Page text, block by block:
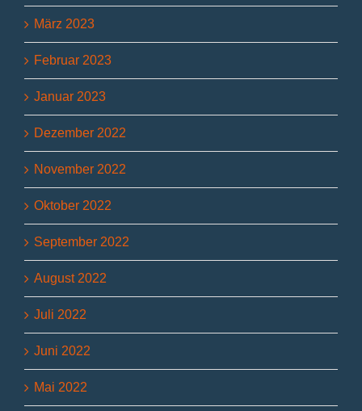
März 2023
Februar 2023
Januar 2023
Dezember 2022
November 2022
Oktober 2022
September 2022
August 2022
Juli 2022
Juni 2022
Mai 2022